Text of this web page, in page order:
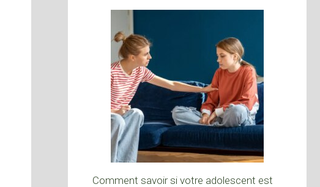
Comment savoir si votre adolescent est